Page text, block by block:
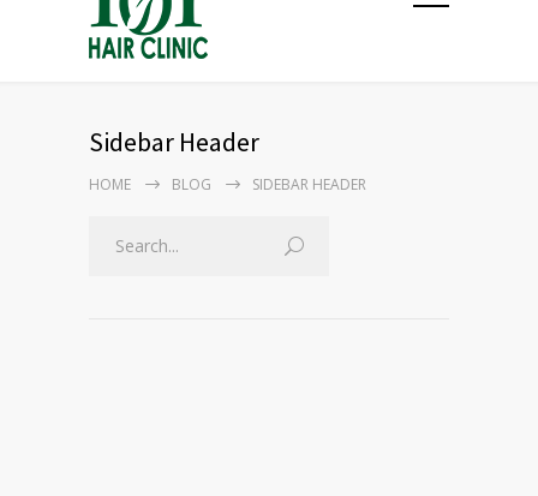
Sidebar Header
HOME BLOG SIDEBAR HEADER